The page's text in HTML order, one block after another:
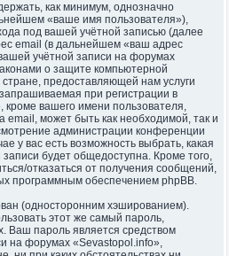
как минимум, однозначно
«ваше имя пользователя»),
под вашей учётной записью (далее
email (в дальнейшем «ваш адрес
учётной записи на форумах
о защите компьютерной
предоставляющей нам услуги
при регистрации в
вашего имени пользователя,
email, может быть как необходимой, так и
администрации конференции
у вас есть возможность выбрать, какая
будет общедоступна. Кроме того,
отказаться от получения сообщений,
программным обеспечением phpBB.
(односторонним хэшированием).
этот же самый пароль,
Ваш пароль является средством
на форумах «Sevastopol.info»,